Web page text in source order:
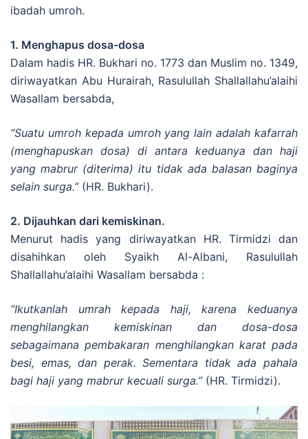
ibadah umroh.
1. Menghapus dosa-dosa
Dalam hadis HR. Bukhari no. 1773 dan Muslim no. 1349,
diriwayatkan Abu Hurairah, Rasulullah Shallallahu’alaihi
Wasallam bersabda,
“Suatu umroh kepada umroh yang lain adalah kafarrah
(menghapuskan dosa) di antara keduanya dan haji
yang mabrur (diterima) itu tidak ada balasan baginya
selain surga.”(HR. Bukhari).
2. Dijauhkan dari kemiskinan.
Menurut hadis yang diriwayatkan HR. Tirmidzi dan
disahihkan oleh Syaikh Al-Albani, Rasulullah
Shallallahu’alaihi Wasallam bersabda :
“Ikutkanlah umrah kepada haji, karena keduanya
menghilangkan kemiskinan dan dosa-dosa
sebagaimana pembakaran menghilangkan karat pada
besi, emas, dan perak. Sementara tidak ada pahala
bagi haji yang mabrur kecuali surga.”(HR. Tirmidzi).